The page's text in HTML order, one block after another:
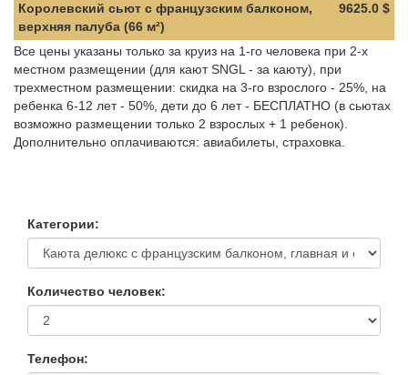
9625.0 $
Королевский сьют с французским балконом,
верхняя палуба (66 м²)
Все цены указаны только за круиз на 1-го человека при 2-х
местном размещении (для кают SNGL - за каюту), при
трехместном размещении: скидка на 3-го взрослого - 25%, на
ребенка 6-12 лет - 50%, дети до 6 лет - БЕСПЛАТНО (в сьютах
возможно размещении только 2 взрослых + 1 ребенок).
Дополнительно оплачиваются: авиабилеты, страховка.
Категории:
Количество человек:
Телефон: